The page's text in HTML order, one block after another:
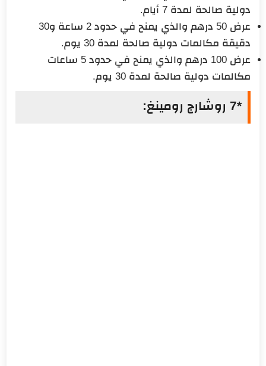
دولية صالحة لمدة 7 أيام.
عرض 50 درهم والذي يمنح في حدود 2 ساعة و30
دقيقة مكالمات دولية صالحة لمدة 30 يوم.
عرض 100 درهم والذي يمنح في حدود 5 ساعات
مكالمات دولية صالحة لمدة 30 يوم.
*7 روشارج رومينغ: